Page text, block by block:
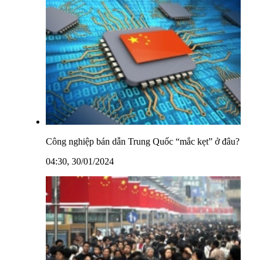
Công nghiệp bán dẫn Trung Quốc “mắc kẹt” ở đâu?
04:30, 30/01/2024